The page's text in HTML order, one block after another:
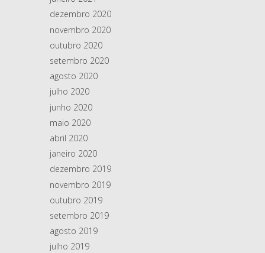
dezembro 2020
novembro 2020
outubro 2020
setembro 2020
agosto 2020
julho 2020
junho 2020
maio 2020
abril 2020
janeiro 2020
dezembro 2019
novembro 2019
outubro 2019
setembro 2019
agosto 2019
julho 2019